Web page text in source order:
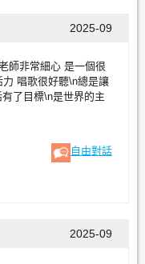
2025-09
師非常細心 是一個很
唱歌很好聽\n總是讓
了目標\n是世界的主
自由對話
2025-09